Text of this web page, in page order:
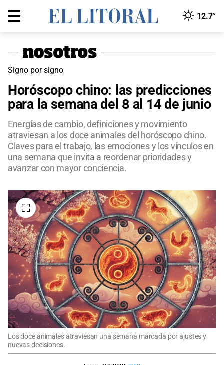
12.7°
Signo por signo
Horóscopo chino: las predicciones
para la semana del 8 al 14 de junio
Energías de cambio, definiciones y movimiento
atraviesan a los doce animales del horóscopo chino.
Claves para el trabajo, las emociones y los vínculos en
una semana que invita a reordenar prioridades y
avanzar con mayor conciencia.
Los doce animales atraviesan una semana marcada por ajustes y
nuevas decisiones.